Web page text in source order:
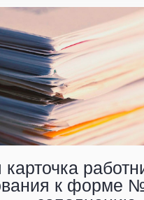
карточка
к форме